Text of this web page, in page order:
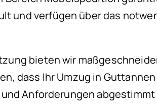
verfügen über das
bieten wir
dass Ihr Umzug in
Anforderungen